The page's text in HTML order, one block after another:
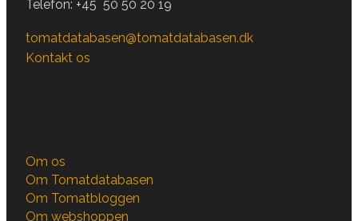
Telefon: +45 50 50 20 19
tomatdatabasen@tomatdatabasen.dk
Kontakt os
Om os
Om Tomatdatabasen
Om Tomatbloggen
Om webshoppen